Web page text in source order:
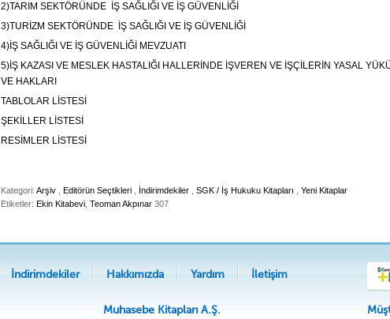
2)TARIM SEKTÖRÜNDE İŞ SAĞLIĞI VE İŞ GÜVENLİĞİ
3)TURİZM SEKTÖRÜNDE İŞ SAĞLIĞI VE İŞ GÜVENLİĞİ
4)İŞ SAĞLIĞI VE İŞ GÜVENLİĞİ MEVZUATI
5)İŞ KAZASI VE MESLEK HASTALIĞI HALLERİNDE İŞVEREN VE İŞÇİLERİN YASAL
VE HAKLARI
TABLOLAR LİSTESİ
ŞEKİLLER LİSTESİ
RESİMLER LİSTESİ
Kategori: Arşiv Editörün Seçtikleri İndirimdekiler SGK / İş Hukuku Kitapları
Yeni Kitaplar
Etiketler: Ekin Kitabevi Teoman Akpınar 307
İndirimdekiler Hakkımızda Yardım İletişim
Muhasebe Kitapları A.Ş.